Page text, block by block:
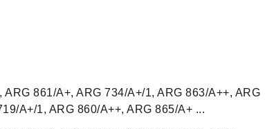
861/A+, ARG 734/A+/1, ARG 863/A++, ARG
A+/1, ARG 860/A++, ARG 865/A+ ...